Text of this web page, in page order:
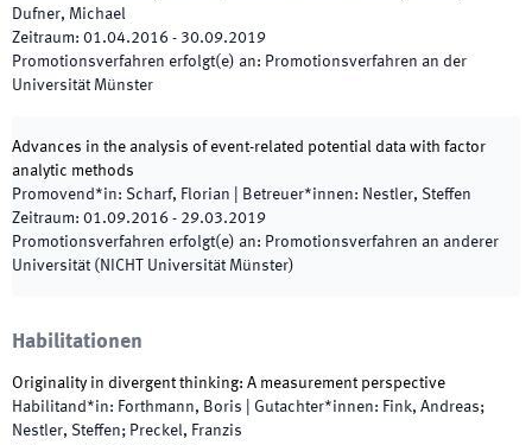
Dufner, Michael
Zeitraum: 01.04.2016 - 30.09.2019
Promotionsverfahren erfolgt(e) an: Promotionsverfahren an der
Universität Münster
Advances in the analysis of event-related potential data with factor
analytic methods
Promovend*in: Scharf, Florian Betreuer*innen: Nestler, Steffen
Zeitraum: 01.09.2016 - 29.03.2019
Promotionsverfahren erfolgt(e) an: Promotionsverfahren an anderer
Universität (NICHT Universität Münster)
Habilitationen
Originality in divergent thinking: A measurement perspective
Habilitand*in: Forthmann, Boris Gutachter*innen: Fink, Andreas;
Nestler, Steffen; Preckel, Franzis